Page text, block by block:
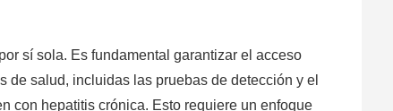
sí sola. Es fundamental garantizar el acceso
salud, incluidas las pruebas de detección y el
con hepatitis crónica. Esto requiere un enfoque